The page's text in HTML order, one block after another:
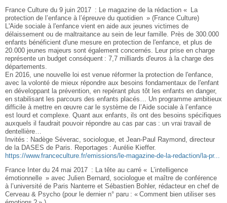
France Culture du 9 juin 2017 : Le magazine de la rédaction « La
protection de l’enfance à l’épreuve du quotidien » (France Culture)
L'Aide sociale à l'enfance vient en aide aux jeunes victimes de
délaissement ou de maltraitance au sein de leur famille. Près de 300.000
enfants bénéficient d'une mesure en protection de l'enfance, et plus de
20.000 jeunes majeurs sont également concernés. Leur prise en charge
représente un budget conséquent : 7,7 milliards d'euros à la charge des
départements.
En 2016, une nouvelle loi est venue réformer la protection de l'enfance,
avec la volonté de mieux répondre aux besoins fondamentaux de l'enfant
en développant la prévention, en repérant plus tôt les enfants en danger,
en stabilisant les parcours des enfants placés… Un programme ambitieux
difficile à mettre en œuvre car le système de l’Aide sociale à l’enfance
est lourd et complexe. Quant aux enfants, ils ont des besoins spécifiques
auxquels il faudrait pouvoir répondre au cas par cas : un vrai travail de
dentellière…
Invités : Nadège Séverac, sociologue, et Jean-Paul Raymond, directeur
de la DASES de Paris. Reportages : Aurélie Kieffer.
https://www.franceculture.fr/emissions/le-magazine-de-la-redaction/la-pr...
France Inter du 24 mai 2017 : La tête au carré « L’intelligence
émotionnelle » avec Julien Bernard, sociologue et maître de conférence
à l’université de Paris Nanterre et Sébastien Bohler, rédacteur en chef de
Cerveau & Psycho (pour le dernier n° paru : « Comment bien utiliser ses